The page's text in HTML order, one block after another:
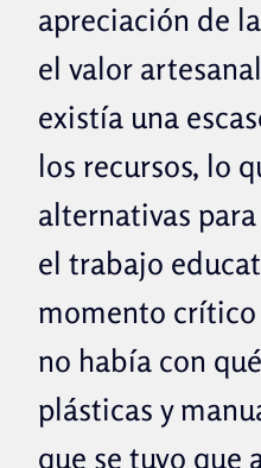
apreciación de
el valor
existía una
los recursos, lo
alternativas
el trabajo
momento crítico
no había con
plásticas y
que se tuvo que